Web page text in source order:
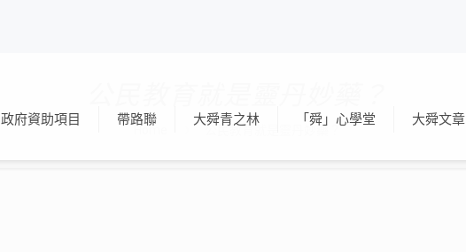
政府資助項目 帶路聯 大舜青之林 「舜」心學堂 大舜文章
Home 公民教育就是靈丹妙藥？